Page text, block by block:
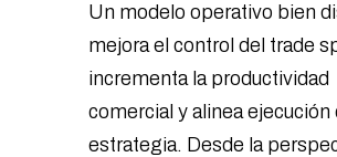
Un modelo operativo bien
mejora el control del trade
incrementa la productividad
comercial y alinea ejecución
estrategia. Desde la